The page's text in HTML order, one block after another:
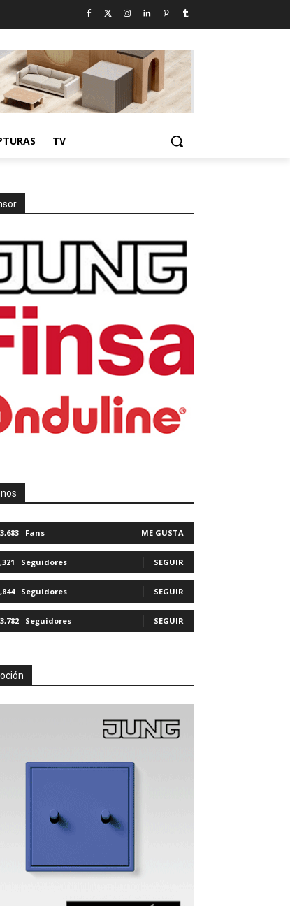
TV
Fans ME GUSTA
Seguidores SEGUIR
Seguidores SEGUIR
Seguidores SEGUIR